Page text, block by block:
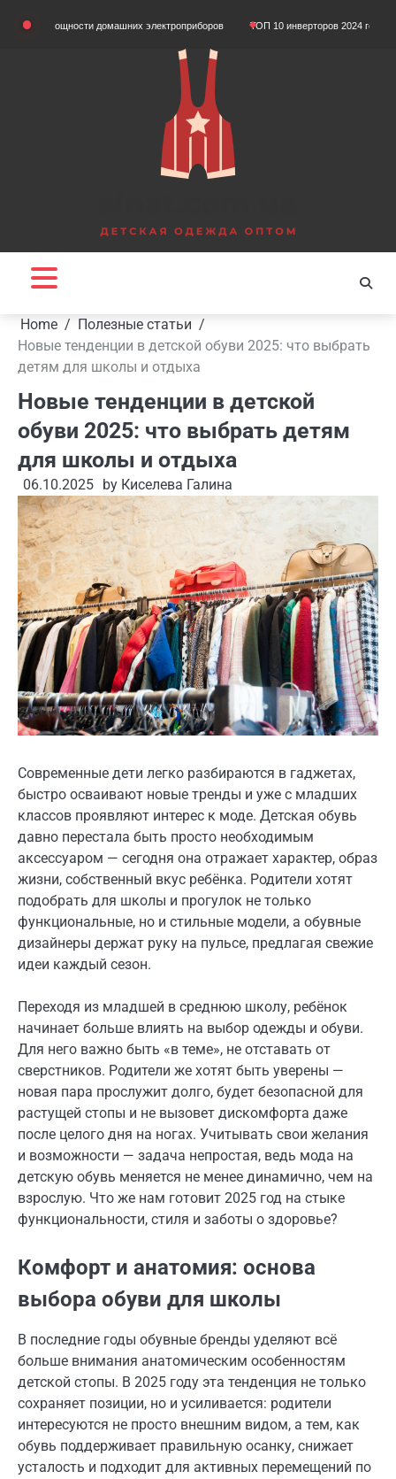
домашних электроприборов ТОП 10 инверторов 2024 года Що
Home
Полезные статьи
Новые тенденции в детской обуви 2025: что выбрать
детям для школы и отдыха
Новые тенденции в детской
обуви 2025: что выбрать детям
для школы и отдыха
06.10.2025 by Киселева Галина
Современные дети легко разбираются в гаджетах,
быстро осваивают новые тренды и уже с младших
классов проявляют интерес к моде. Детская обувь
давно перестала быть просто необходимым
аксессуаром — сегодня она отражает характер, образ
жизни, собственный вкус ребёнка. Родители хотят
подобрать для школы и прогулок не только
функциональные, но и стильные модели, а обувные
дизайнеры держат руку на пульсе, предлагая свежие
идеи каждый сезон.
Переходя из младшей в среднюю школу, ребёнок
начинает больше влиять на выбор одежды и обуви.
Для него важно быть «в теме», не отставать от
сверстников. Родители же хотят быть уверены —
новая пара прослужит долго, будет безопасной для
растущей стопы и не вызовет дискомфорта даже
после целого дня на ногах. Учитывать свои желания
и возможности — задача непростая, ведь мода на
детскую обувь меняется не менее динамично, чем на
взрослую. Что же нам готовит 2025 год на стыке
функциональности, стиля и заботы о здоровье?
Комфорт и анатомия: основа
выбора обуви для школы
В последние годы обувные бренды уделяют всё
больше внимания анатомическим особенностям
детской стопы. В 2025 году эта тенденция не только
сохраняет позиции, но и усиливается: родители
интересуются не просто внешним видом, а тем, как
обувь поддерживает правильную осанку, снижает
усталость и подходит для активных перемещений по